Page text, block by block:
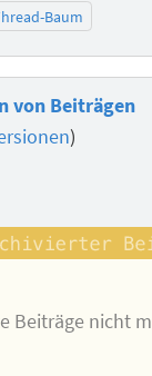
Baum
von Beiträgen
)
Beiträge nicht